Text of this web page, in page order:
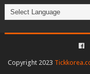
Copyright 2023